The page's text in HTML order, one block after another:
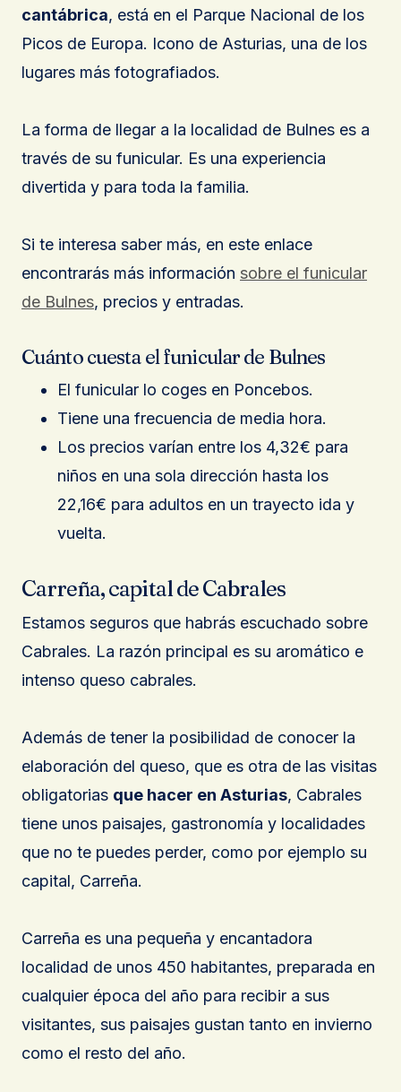
cantábrica, está en el Parque Nacional de los
Picos de Europa. Icono de Asturias, una de los
lugares más fotografiados.
La forma de llegar a la localidad de Bulnes es a
través de su funicular. Es una experiencia
divertida y para toda la familia.
Si te interesa saber más, en este enlace
encontrarás más información sobre el funicular
de Bulnes, precios y entradas.
Cuánto cuesta el funicular de Bulnes
El funicular lo coges en Poncebos.
Tiene una frecuencia de media hora.
Los precios varían entre los 4,32€ para
niños en una sola dirección hasta los
22,16€ para adultos en un trayecto ida y
vuelta.
Carreña, capital de Cabrales
Estamos seguros que habrás escuchado sobre
Cabrales. La razón principal es su aromático e
intenso queso cabrales.
Además de tener la posibilidad de conocer la
elaboración del queso, que es otra de las visitas
obligatorias que hacer en Asturias, Cabrales
tiene unos paisajes, gastronomía y localidades
que no te puedes perder, como por ejemplo su
capital, Carreña.
Carreña es una pequeña y encantadora
localidad de unos 450 habitantes, preparada en
cualquier época del año para recibir a sus
visitantes, sus paisajes gustan tanto en invierno
como el resto del año.